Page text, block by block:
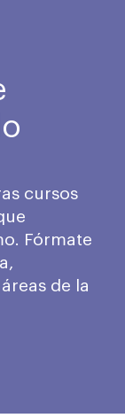
cursos
Fórmate
de la